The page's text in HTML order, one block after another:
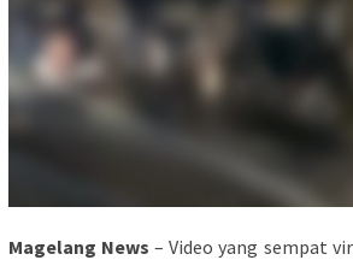
Magelang News – Video yang sempat